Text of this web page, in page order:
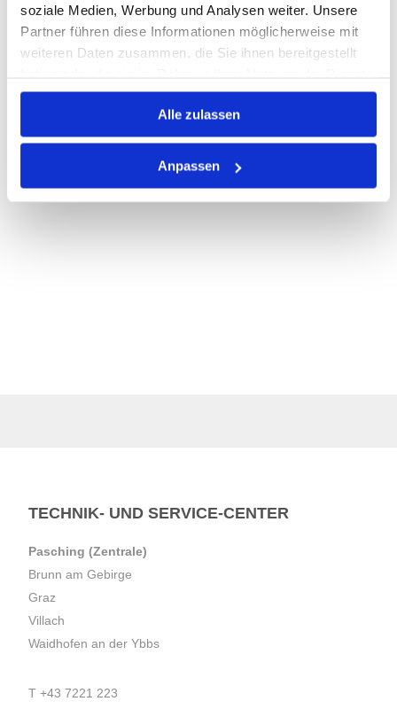
soziale Medien, Werbung und Analysen weiter. Unsere
Partner führen diese Informationen möglicherweise mit
weiteren Daten zusammen, die Sie ihnen bereitgestellt
gesammelt haben.
Alle zulassen
Anpassen
PRODUKTBESCHREIBUNG
TECHNIK- UND SERVICE-CENTER
Pasching (Zentrale)
Brunn am Gebirge
Graz
Villach
Waidhofen an der Ybbs
T +43 7221 223